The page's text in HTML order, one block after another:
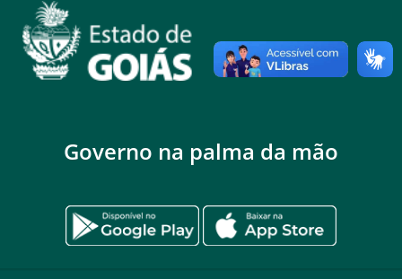
Governo na palma da mão